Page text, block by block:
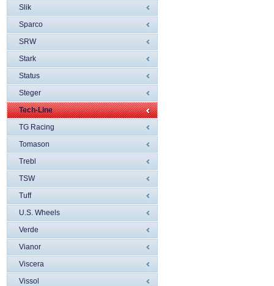
Slik
Sparco
SRW
Stark
Status
Steger
Tech-Line
TG Racing
Tomason
Trebl
TSW
Tuff
U.S. Wheels
Verde
Vianor
Viscera
Vissol